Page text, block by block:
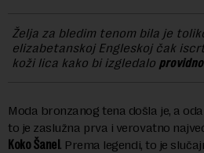
Želja za bledim tenom bila je
elizabetanskoj Engleskoj čak
koži lica kako bi izgledalo providno
Moda bronzanog tena došla je, a
to je zaslužna prva i verovatno
Koko Šanel . Prema legendi, to je